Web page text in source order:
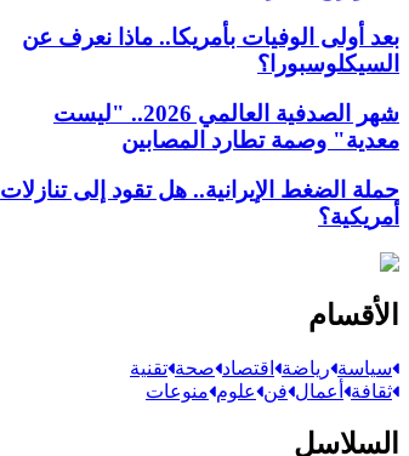
بعد أولى الوفيات بأمريكا.. ماذا نعرف عن
السيكلوسبورا؟
شهر الصدفية العالمي 2026.. "ليست
معدية" وصمة تطارد المصابين
حملة الضغط الإيرانية.. هل تقود إلى تنازلات
أمريكية؟
الأقسام
سياسة رياضة اقتصاد صحة تقنية
ثقافة
أعمال فن علوم منوعات
السلاسل